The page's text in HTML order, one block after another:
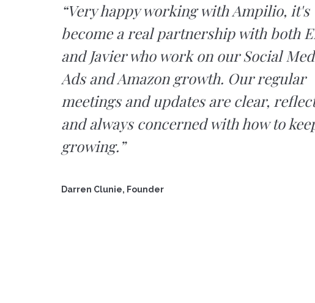
“Very happy working with Ampilio, it's
become a real partnership with both
and Javier who work on our Social
Ads and Amazon growth. Our regular
meetings and updates are clear,
and always concerned with how to
growing.”
Darren Clunie, Founder